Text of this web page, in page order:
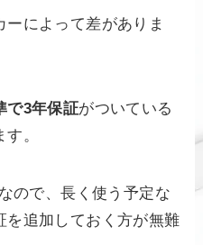
によって差がありま
で3年保証がついている
。
ので、長く使う予定な
を追加しておく方が無難